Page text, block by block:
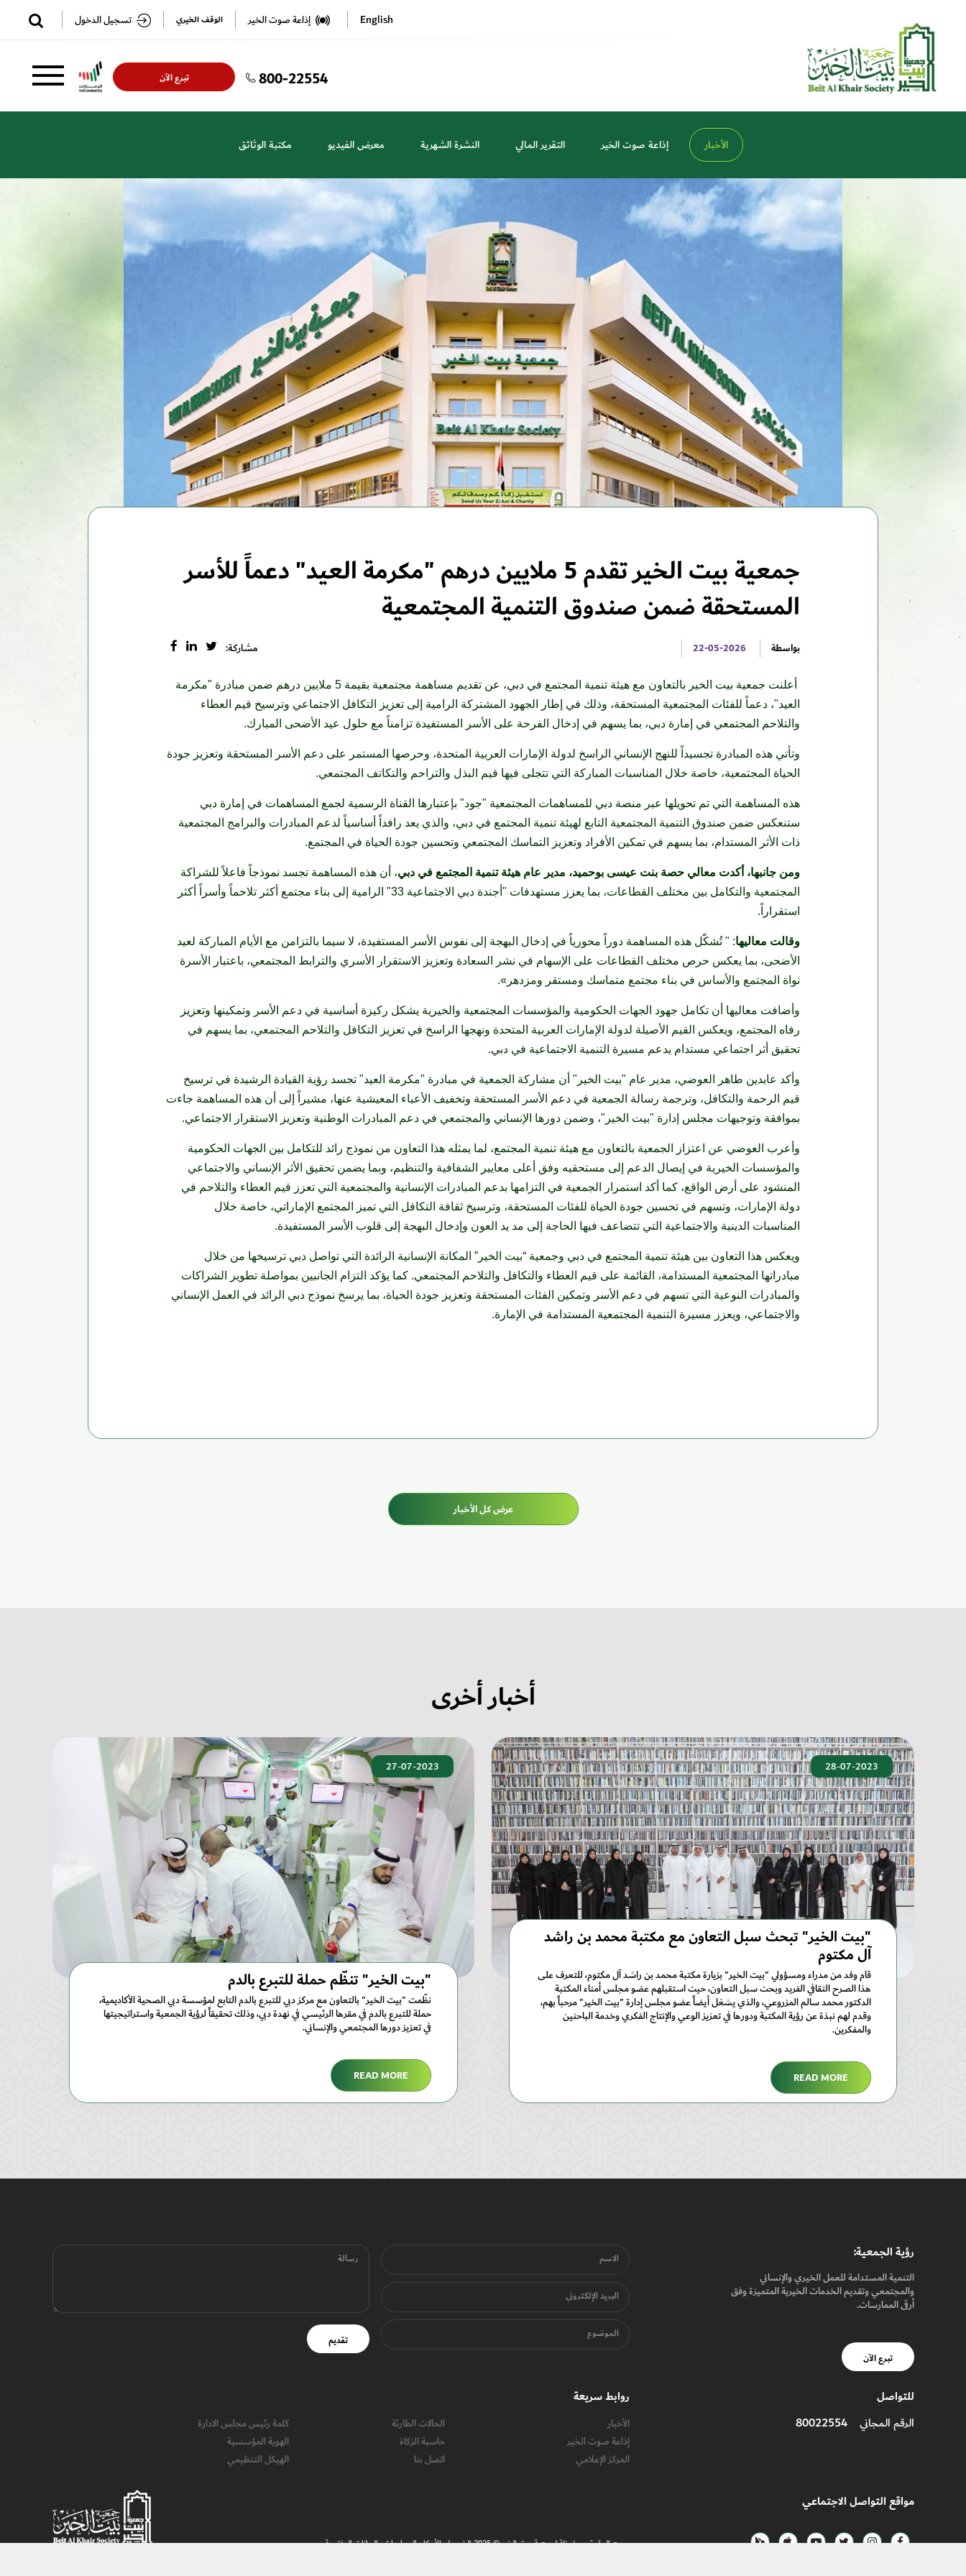
✕ English إذاعة صوت الخير الوقف الخيري تسجيل الدخول
تسجيل
الدخول
تسجيل
800-22554 تبرع الآن
الأخبار إذاعة صوت الخير التقرير المالي النشرة الشهرية معرض الفيديو مكتبة الوثائق
جمعية بيت الخير تقدم 5 ملايين درهم "مكرمة العيد" دعماً للأسر
المستحقة ضمن صندوق التنمية المجتمعية
بواسطة 22-05-2026 مشاركة:
أعلنت جمعية بيت الخير بالتعاون مع هيئة تنمية المجتمع في دبي، عن تقديم مساهمة مجتمعية بقيمة 5 ملايين درهم ضمن مبادرة "مكرمة
العيد"، دعماً للفئات المجتمعية المستحقة، وذلك في إطار الجهود المشتركة الرامية إلى تعزيز التكافل الاجتماعي وترسيخ قيم العطاء
والتلاحم المجتمعي في إمارة دبي، بما يسهم في إدخال الفرحة على الأسر المستفيدة تزامناً مع حلول عيد الأضحى المبارك.
وتأتي هذه المبادرة تجسيداً للنهج الإنساني الراسخ لدولة الإمارات العربية المتحدة، وحرصها المستمر على دعم الأسر المستحقة وتعزيز جودة
الحياة المجتمعية، خاصة خلال المناسبات المباركة التي تتجلى فيها قيم البذل والتراحم والتكاتف المجتمعي.
هذه المساهمة التي تم تحويلها عبر منصة دبي للمساهمات المجتمعية "جود" بإعتبارها القناة الرسمية لجمع المساهمات في إمارة دبي
ستنعكس ضمن صندوق التنمية المجتمعية التابع لهيئة تنمية المجتمع في دبي، والذي يعد رافداً أساسياً لدعم المبادرات والبرامج المجتمعية
ذات الأثر المستدام، بما يسهم في تمكين الأفراد وتعزيز التماسك المجتمعي وتحسين جودة الحياة في المجتمع.
ومن جانبها، أكدت معالي حصة بنت عيسى بوحميد، مدير عام هيئة تنمية المجتمع في دبي، أن هذه المساهمة تجسد نموذجاً فاعلاً للشراكة
المجتمعية والتكامل بين مختلف القطاعات، بما يعزز مستهدفات "أجندة دبي الاجتماعية 33" الرامية إلى بناء مجتمع أكثر تلاحماً وأسراً أكثر
استقراراً.
وقالت معاليها: " تُشكّل هذه المساهمة دوراً محورياً في إدخال البهجة إلى نفوس الأسر المستفيدة، لا سيما بالتزامن مع الأيام المباركة لعيد
الأضحى، بما يعكس حرص مختلف القطاعات على الإسهام في نشر السعادة وتعزيز الاستقرار الأسري والترابط المجتمعي، باعتبار الأسرة
نواة المجتمع والأساس في بناء مجتمع متماسك ومستقر ومزدهر».
وأضافت معاليها أن تكامل جهود الجهات الحكومية والمؤسسات المجتمعية والخيرية يشكل ركيزة أساسية في دعم الأسر وتمكينها وتعزيز
رفاه المجتمع، ويعكس القيم الأصيلة لدولة الإمارات العربية المتحدة ونهجها الراسخ في تعزيز التكافل والتلاحم المجتمعي، بما يسهم في
تحقيق أثر اجتماعي مستدام يدعم مسيرة التنمية الاجتماعية في دبي.
وأكد عابدين طاهر العوضي، مدير عام "بيت الخير" أن مشاركة الجمعية في مبادرة "مكرمة العيد" تجسد رؤية القيادة الرشيدة في ترسيخ
قيم الرحمة والتكافل، وترجمة رسالة الجمعية في دعم الأسر المستحقة وتخفيف الأعباء المعيشية عنها، مشيراً إلى أن هذه المساهمة جاءت
بموافقة وتوجيهات مجلس إدارة "بيت الخير"، وضمن دورها الإنساني والمجتمعي في دعم المبادرات الوطنية وتعزيز الاستقرار الاجتماعي.
وأعرب العوضي عن اعتزاز الجمعية بالتعاون مع هيئة تنمية المجتمع، لما يمثله هذا التعاون من نموذج رائد للتكامل بين الجهات الحكومية
والمؤسسات الخيرية في إيصال الدعم إلى مستحقيه وفق أعلى معايير الشفافية والتنظيم، وبما يضمن تحقيق الأثر الإنساني والاجتماعي
المنشود على أرض الواقع، كما أكد استمرار الجمعية في التزامها بدعم المبادرات الإنسانية والمجتمعية التي تعزز قيم العطاء والتلاحم في
دولة الإمارات، وتسهم في تحسين جودة الحياة للفئات المستحقة، وترسيخ ثقافة التكافل التي تميز المجتمع الإماراتي، خاصة خلال
المناسبات الدينية والاجتماعية التي تتضاعف فيها الحاجة إلى مد يد العون وإدخال البهجة إلى قلوب الأسر المستفيدة.
ويعكس هذا التعاون بين هيئة تنمية المجتمع في دبي وجمعية “بيت الخير” المكانة الإنسانية الرائدة التي تواصل دبي ترسيخها من خلال
مبادراتها المجتمعية المستدامة، القائمة على قيم العطاء والتكافل والتلاحم المجتمعي. كما يؤكد التزام الجانبين بمواصلة تطوير الشراكات
والمبادرات النوعية التي تسهم في دعم الأسر وتمكين الفئات المستحقة وتعزيز جودة الحياة، بما يرسخ نموذج دبي الرائد في العمل الإنساني
والاجتماعي، ويعزز مسيرة التنمية المجتمعية المستدامة في الإمارة.
عرض كل الأخبار
أخبار أخرى
28-07-2023
"بيت الخير" تبحث سبل التعاون مع مكتبة محمد بن راشد
آل مكتوم
قام وفد من مدراء ومسؤولي "بيت الخير" بزيارة مكتبة محمد بن راشد آل مكتوم، للتعرف على
هذا الصرح الثقافي الفريد وبحث سبل التعاون، حيث استقبلهم عضو مجلس أمناء المكتبة
الدكتور محمد سالم المزروعي، والذي يشغل أيضاً عضو مجلس إدارة "بيت الخير" مرحباً بهم،
وقدم لهم نبذة عن رؤية المكتبة ودورها في تعزيز الوعي والإنتاج الفكري وخدمة الباحثين
والمفكرين.
READ MORE
27-07-2023
"بيت الخير" تنظّم حملة للتبرع بالدم
نظّمت "بيت الخير" بالتعاون مع مركز دبي للتبرع بالدم التابع لمؤسسة دبي الصحية الأكاديمية،
حملة للتبرع بالدم في مقرها الرئيسي في نهدة دبي، وذلك تحقيقاً لرؤية الجمعية واستراتيجيتها
في تعزيز دورها المجتمعي والإنساني.
READ MORE
رؤيـة الجمعيـة:
التنمية المستدامة للعمل الخيري والإنساني
والمجتمعي وتقديم الخدمات الخيرية المتميزة وفق
أرقى الممارسات.
تبرع الآن
الاسم
البريد الإلكتروني
الموضوع
رسالة
تقديم
للتواصل
الرقم المجاني 80022554
روابط سريعة
الأخبار
إذاعة صوت الخير
المركز الإعلامي
الحالات الطارئة
حاسبة الزكاة
اتصل بنا
كلمة رئيس مجلس الادارة
الهوية المؤسسية
الهيكل التنظيمي
مواقع التواصل الاجتماعي
جميع الحقوق محفوظة لجمعية بيت الخير © 2025 الشروط والأحكامالسياسات والبيانات المفتوحة